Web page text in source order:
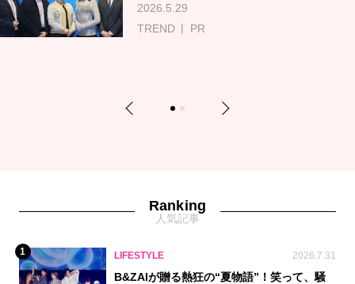
2026.5.29
TREND
PR
Previous 1 2 Next
Ranking
人気記事
1 LIFESTYLE 2026.7.31
B&ZAIが贈る熱狂の“夏物語”！笑って、騒